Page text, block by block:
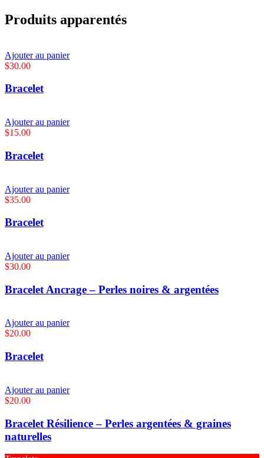
Produits apparentés
Ajouter au panier
$30.00
Bracelet
Ajouter au panier
$15.00
Bracelet
Ajouter au panier
$35.00
Bracelet
Ajouter au panier
$30.00
Bracelet Ancrage – Perles noires & argentées
Ajouter au panier
$20.00
Bracelet
Ajouter au panier
$20.00
Bracelet Résilience – Perles argentées & graines
naturelles